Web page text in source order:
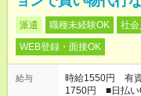
派遣 職種未経験OK 社
WEB登録・面接OK
給与
時給1550円 有
1750円 ■日払い